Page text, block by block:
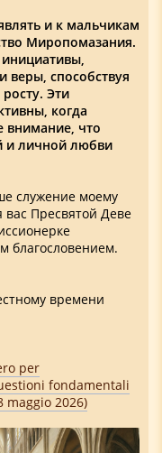
и к мальчикам
Миропомазания.
веры, способствуя
Эти
когда
внимание, что
и личной любви
служение моему
Пресвятой Деве
благословением.
времени
per
fondamentali
maggio 2026)